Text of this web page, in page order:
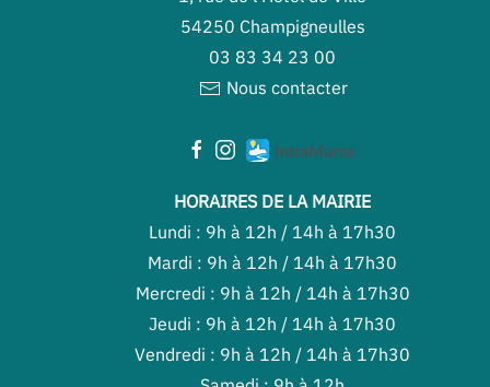
54250 Champigneulles
03 83 34 23 00
Nous contacter
HORAIRES DE LA MAIRIE
Lundi : 9h à 12h / 14h à 17h30
Mardi : 9h à 12h / 14h à 17h30
Mercredi : 9h à 12h / 14h à 17h30
Jeudi : 9h à 12h / 14h à 17h30
Vendredi : 9h à 12h / 14h à 17h30